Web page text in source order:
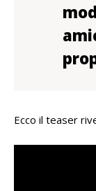
Ecco il teaser